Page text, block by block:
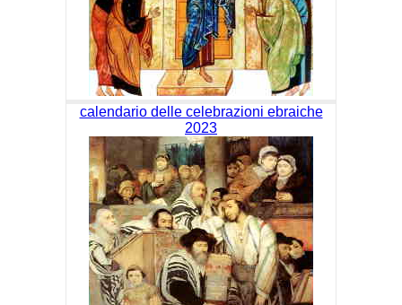
calendario delle celebrazioni ebraiche
2023